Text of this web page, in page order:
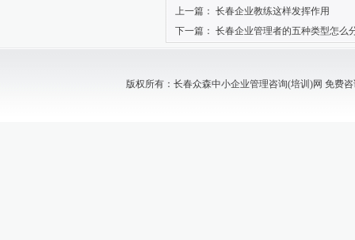
上一篇： 长春企业教练这样发挥作用
下一篇： 长春企业管理者的五种类型怎么
版权所有：长春众森中小企业管理咨询(培训)网 免费咨